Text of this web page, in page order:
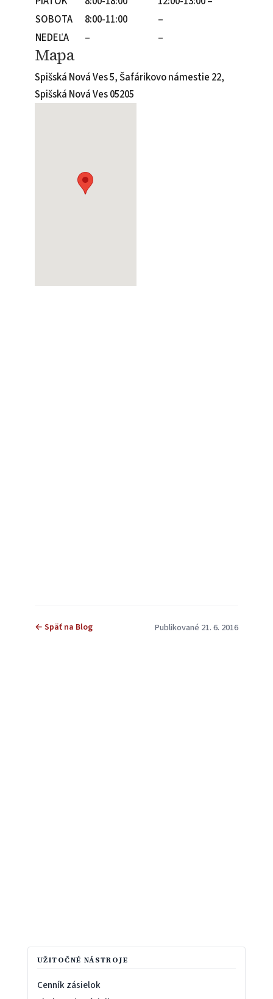
SOBOTA
8:00-11:00
–
NEDEĽA
– –
Mapa
Spišská Nová Ves 5, Šafárikovo námestie 22,
Spišská Nová Ves 05205
← Späť na Blog Publikované 21. 6. 2016
UŽITOČNÉ NÁSTROJE
Cenník zásielok